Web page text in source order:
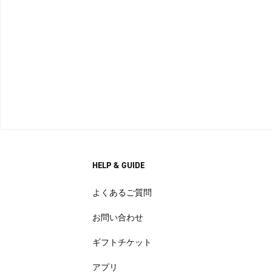
HELP & GUIDE
よくあるご質問
お問い合わせ
ギフトチケット
アプリ